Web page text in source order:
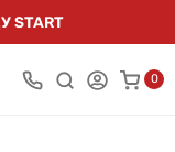
START
0